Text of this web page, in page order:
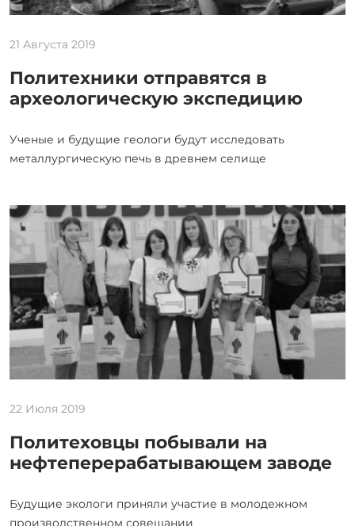
21 Августа 2019
Политехники отправятся в
археологическую экспедицию
Ученые и будущие геологи будут исследовать
металлургическую печь в древнем селище
22 Июля 2019
Политеховцы побывали на
нефтеперерабатывающем заводе
Будущие экологи приняли участие в молодежном
производственном совещании